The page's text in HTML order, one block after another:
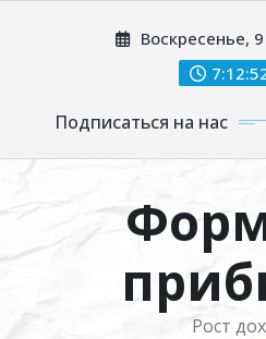
Воскресенье,
Подписаться на нас
Рост